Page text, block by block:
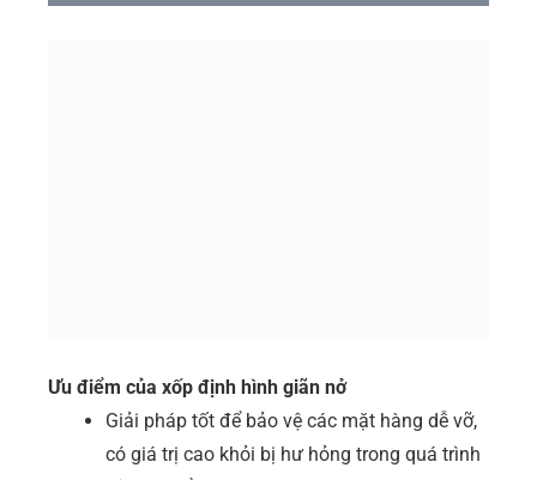
Ưu điểm của xốp định hình giãn nở
Giải pháp tốt để bảo vệ các mặt hàng dễ vỡ,
có giá trị cao khỏi bị hư hỏng trong quá trình